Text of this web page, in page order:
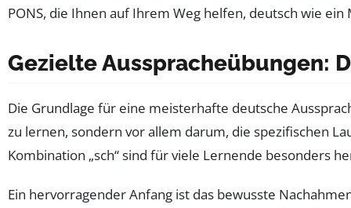
PONS, die Ihnen auf Ihrem Weg helfen, deutsch wie
Gezielte Ausspracheübungen:
Die Grundlage für eine meisterhafte deutsche
zu lernen, sondern vor allem darum, die spezifischen
Kombination „sch“ sind für viele Lernende besonders
Ein hervorragender Anfang ist das bewusste